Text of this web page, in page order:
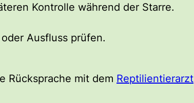
Kontrolle während der Starre.
Ausfluss prüfen.
Rücksprache mit dem Reptilientierarzt